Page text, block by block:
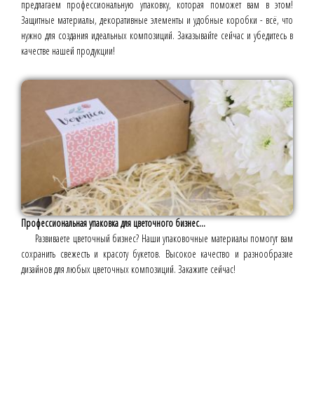
предлагаем профессиональную упаковку, которая поможет вам в этом!
Защитные материалы, декоративные элементы и удобные коробки - всё, что
нужно для создания идеальных композиций. Заказывайте сейчас и убедитесь в
качестве нашей продукции!
Профессиональная упаковка для цветочного бизнес...
Развиваете цветочный бизнес? Наши упаковочные материалы помогут вам
сохранить свежесть и красоту букетов. Высокое качество и разнообразие
дизайнов для любых цветочных композиций. Закажите сейчас!